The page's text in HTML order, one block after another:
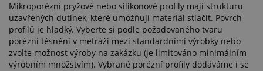
Mikroporézní pryžové nebo silikonové profily mají strukturu
uzavřených dutinek, které umožňují materiál stlačit. Povrch
profilů je hladký. Vyberte si podle požadovaného tvaru
porézní těsnění v metráži mezi standardními výrobky nebo
zvolte možnost výroby na zakázku (je limitováno minimálním
výrobním množstvím). Vybrané porézní profily dodáváme i se